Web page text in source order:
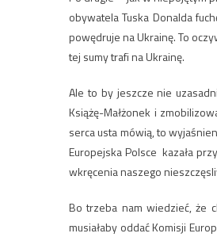
obywatela Tuska Donalda
powędruje na Ukrainę. To
tej sumy trafi na Ukrainę.
Ale to by jeszcze nie
Książę-Małżonek i
serca usta mówią, to
Europejska Polsce kazała
wkręcenia naszego
Bo trzeba nam wiedzieć, że
musiałaby oddać Komisji